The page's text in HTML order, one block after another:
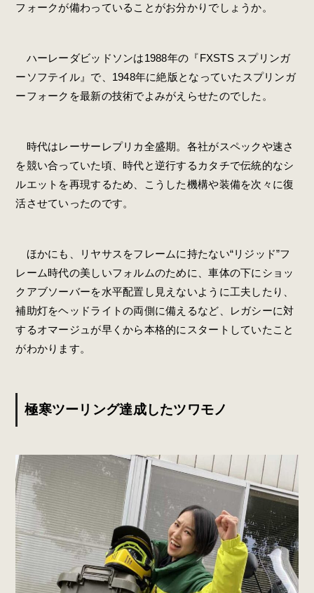
フォークが備わっていることがお分かりでしょうか。
ハーレーダビッドソンは1988年の『FXSTS スプリンガ
ーソフテイル』で、1948年に絶版となっていたスプリンガ
ーフォークを最新の技術でよみがえらせたのでした。
時代はレーサーレプリカ全盛期。各社がスペックや速さ
を競い合っていた頃、時代と逆行するカタチで伝統的なシ
ルエットを再現するため、こうした機構や装備を次々に復
活させていったのです。
ほかにも、リヤサスをフレームに持たない“リジッド”フ
レーム時代の美しいフォルムのために、車体の下にショッ
クアブソーバーを水平配置し見えないように工夫したり、
補助灯をヘッドライトの両側に備えるなど、レガシーに対
するオマージュが早くから本格的にスタートしていたこと
がわかります。
極寒ツーリング達成したツワモノ